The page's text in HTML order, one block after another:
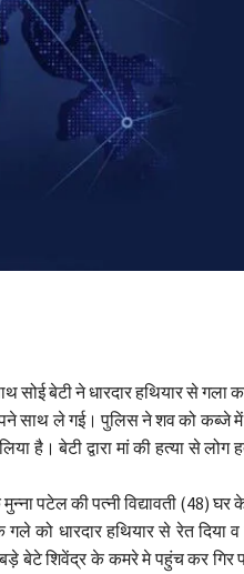
सोई बेटी ने धारदार हथियार से गला
अपने साथ ले गई। पुलिस ने शव को कब्जे
है। बेटी द्वारा मां की हत्या से लोग
पटेल की पत्नी विद्यावती (48) घर
को धारदार हथियार से रेत दिया
बेटे शिवेंद्र के कमरे मे पहुंच कर गिर